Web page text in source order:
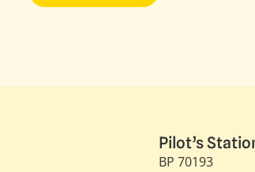
Pilot’s
BP 70193